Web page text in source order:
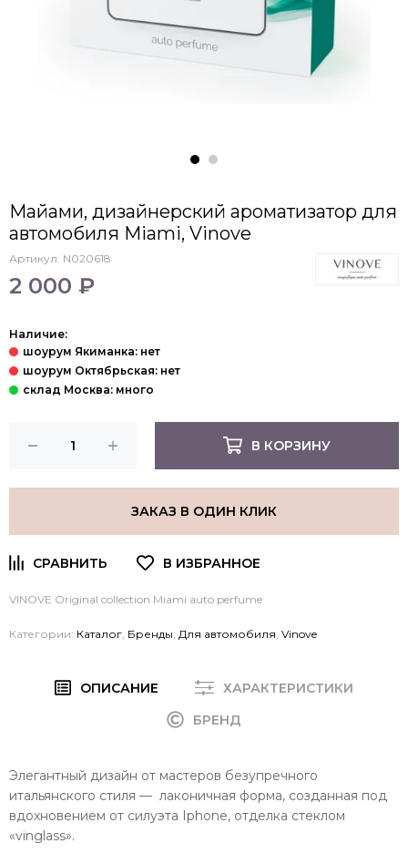
Майами, дизайнерский ароматизатор для
автомобиля Miami, Vinove
Артикул: N020618
2 000 ₽
Наличие:
В КОРЗИНУ
ЗАКАЗ В ОДИН КЛИК
VINOVE Original collection Miami auto perfume
Категории: Каталог Бренды Для автомобиля Vinove
ОПИСАНИЕ
ХАРАКТЕРИСТИКИ
БРЕНД
Элегантный дизайн от мастеров безупречного
итальянского стиля — лаконичная форма, созданная под
вдохновением от силуэта Iphone, отделка стеклом
«vinglass».